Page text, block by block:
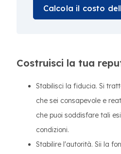
Calcola il costo
Costruisci la tua
Stabilisci la fiducia. Si
che sei consapevole e
che puoi soddisfare tali
condizioni.
Stabilire l'autorità. Sii la